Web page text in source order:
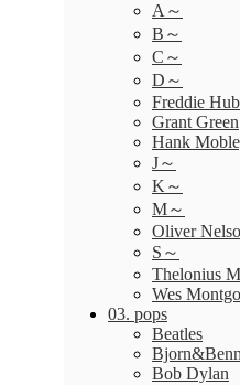
A～
B～
C～
D～
Freddie
Grant Green
Hank
J～
K～
M～
Oliver
S～
Thelonius
Wes
03. pops
Beatles
Bob Dylan